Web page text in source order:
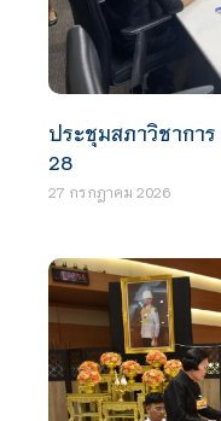
ประชุมสภาวิชาการ
28
27 กรกฎาคม 2026